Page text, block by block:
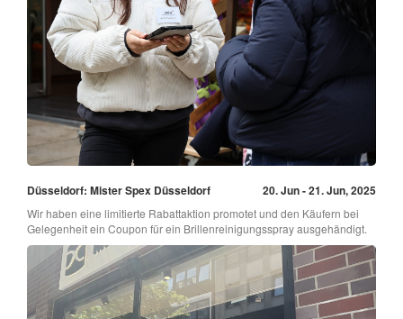
Düsseldorf: Mister Spex Düsseldorf 20. Jun - 21. Jun, 2025
Wir haben eine limitierte Rabattaktion promotet und den Käufern bei
Gelegenheit ein Coupon für ein Brillenreinigungsspray ausgehändigt.